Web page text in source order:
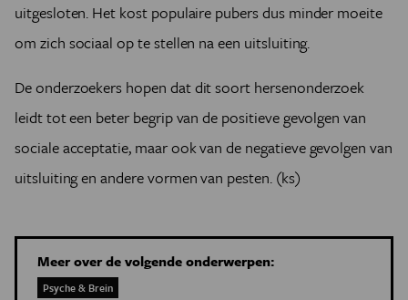
uitgesloten. Het kost populaire pubers dus minder moeite
om zich sociaal op te stellen na een uitsluiting.
De onderzoekers hopen dat dit soort hersenonderzoek
leidt tot een beter begrip van de positieve gevolgen van
sociale acceptatie, maar ook van de negatieve gevolgen van
uitsluiting en andere vormen van pesten. (ks)
Meer over de volgende onderwerpen:
Psyche & Brein